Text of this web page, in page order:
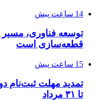
14 ساعت پیش
توسعه فناوری،
قطعه‌سازی است
15 ساعت پیش
تا ۳۱ مرداد